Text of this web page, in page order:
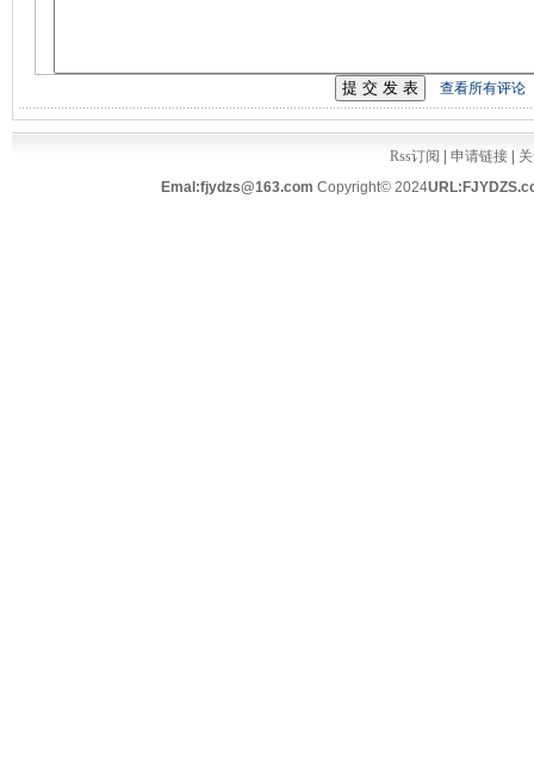
查看所有评论
Rss订阅 申请链接|
Emal:fjydzs@163.com Copyright© 2024